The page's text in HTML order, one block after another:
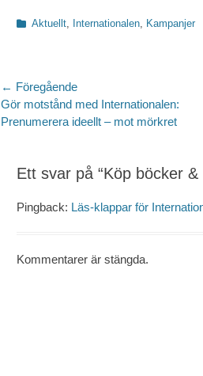
Kategorier
Aktuellt Internationalen Kampanjer
Inläggsnavigering
← Föregående
Föregående
inlägg:
Gör motstånd med Internationalen:
Prenumerera ideellt – mot mörkret
Ett svar på “Köp böcker
Pingback: Läs-klappar för
Kommentarer är stängda.